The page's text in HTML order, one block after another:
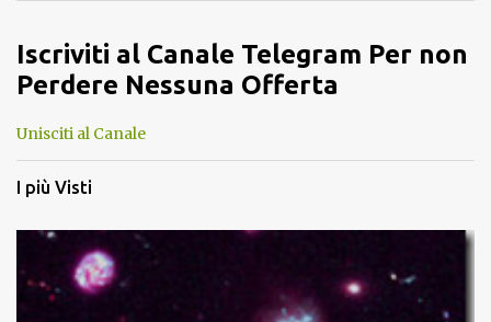
Iscriviti al Canale Telegram Per non
Perdere Nessuna Offerta
Unisciti al Canale
I più Visti